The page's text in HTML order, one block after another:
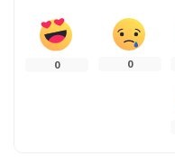
0 0